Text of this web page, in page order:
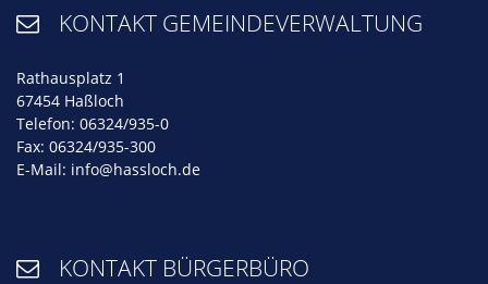
 KONTAKT GEMEINDEVERWALTUNG
Rathausplatz 1
67454 Haßloch
Telefon: 06324/935-0
Fax: 06324/935-300
E-Mail: info@hassloch.de
 KONTAKT BÜRGERBÜRO